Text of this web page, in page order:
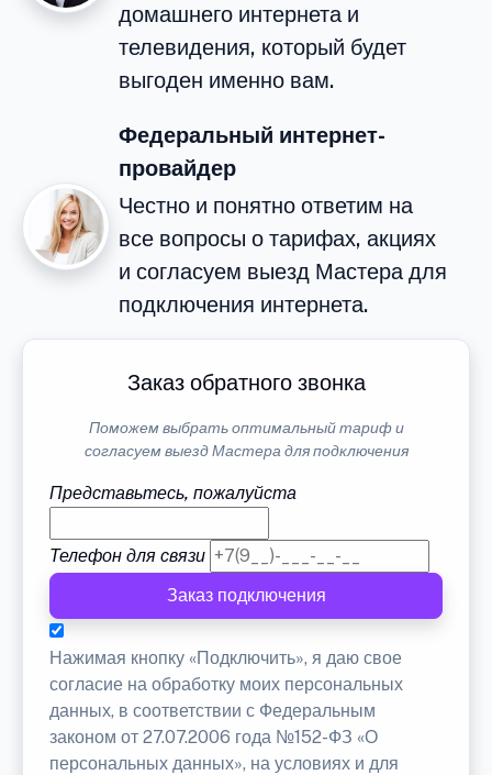
домашнего интернета и
телевидения, который будет
выгоден именно вам.
Федеральный интернет-
провайдер
Честно и понятно ответим на
все вопросы о тарифах, акциях
и согласуем выезд Мастера для
подключения интернета.
Заказ обратного звонка
Поможем выбрать оптимальный тариф и
согласуем выезд Мастера для подключения
Представьтесь, пожалуйста
Телефон для связи
Заказ подключения
Нажимая кнопку «Подключить», я даю свое
согласие на обработку моих персональных
данных, в соответствии с Федеральным
законом от 27.07.2006 года №152-ФЗ «О
персональных данных», на условиях и для